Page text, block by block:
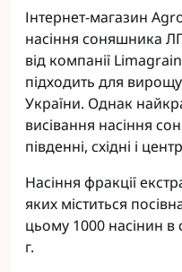
Інтернет-магазин
насіння соняшника
від компанії
підходить для
України. Однак
висівання насіння
південні, східні і
Насіння фракції
яких міститься
цьому 1000 насінин
г.